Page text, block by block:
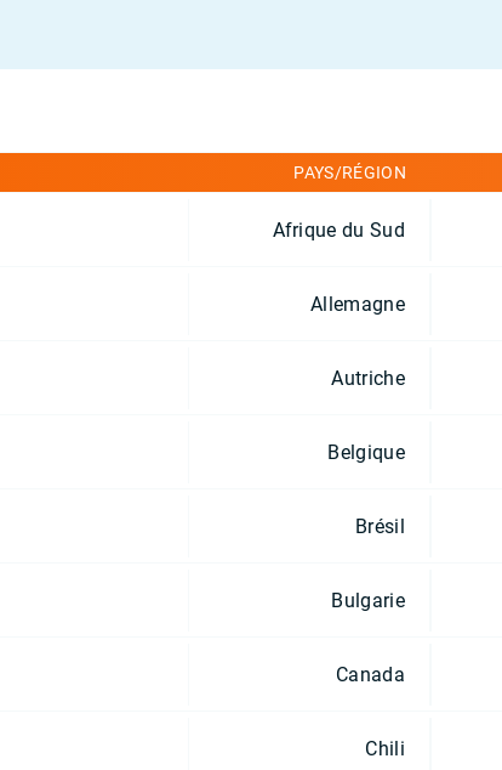
PAYS/RÉGION
Afrique du Sud
Allemagne
Autriche
Belgique
Brésil
Bulgarie
Canada
Chili